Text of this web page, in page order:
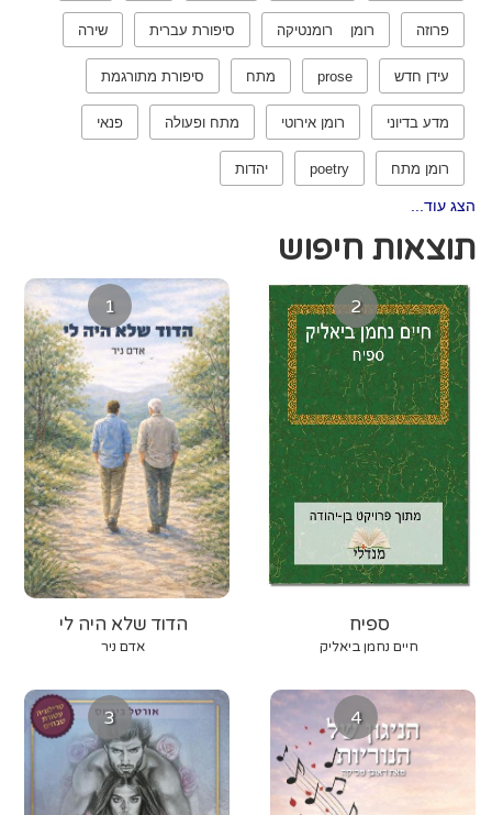
פרוזה רומן רומנטיקה סיפורת עברית שירה
עידן חדש prose מתח סיפורת מתורגמת
מדע בדיוני רומן אירוטי מתח ופעולה פנאי
רומן מתח poetry יהדות
הצג עוד...
תוצאות חיפוש
1
הדוד שלא היה לי
אדם ניר
2
ספיח
חיים נחמן ביאליק
3 4